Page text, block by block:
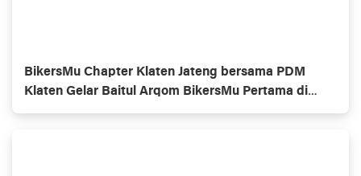
BikersMu Chapter Klaten Jateng bersama PDM
Klaten Gelar Baitul Arqom BikersMu Pertama di
Indonesia, Inovasi Dakwah Komunitas